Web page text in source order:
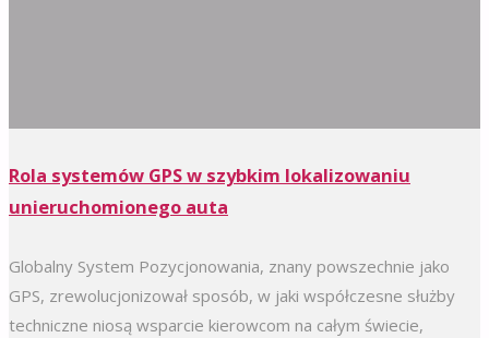
Rola systemów GPS w szybkim lokalizowaniu
unieruchomionego auta
Globalny System Pozycjonowania, znany powszechnie jako
GPS, zrewolucjonizował sposób, w jaki współczesne służby
techniczne niosą wsparcie kierowcom na całym świecie,